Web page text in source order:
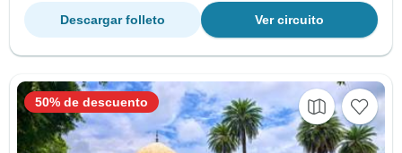
Ver circuito
Descargar folleto
50% de descuento